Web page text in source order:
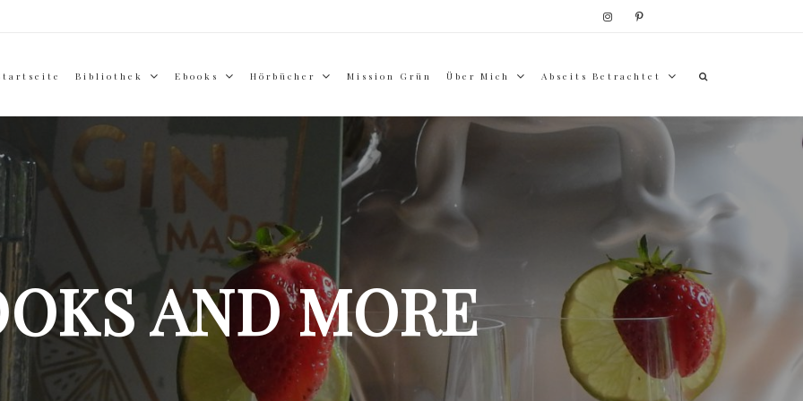
Bibliothek Ebooks Hörbücher Mission Grün Über Mich Abseits Betrachtet
AND MORE